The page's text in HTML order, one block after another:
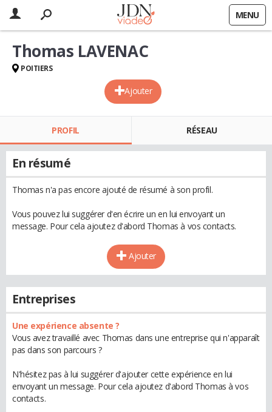
MENU
Ajouter
Thomas LAVENAC
POITIERS
PROFIL RÉSEAU
En résumé
Thomas n'a pas encore ajouté de résumé à son profil.
Vous pouvez lui suggérer d'en écrire un en lui envoyant un
message. Pour cela ajoutez d'abord Thomas à vos contacts.
Ajouter
Entreprises
Une expérience absente ?
Vous avez travaillé avec Thomas dans une entreprise qui n'apparaît
pas dans son parcours ?
N'hésitez pas à lui suggérer d'ajouter cette expérience en lui
envoyant un message. Pour cela ajoutez d'abord Thomas à vos
contacts.